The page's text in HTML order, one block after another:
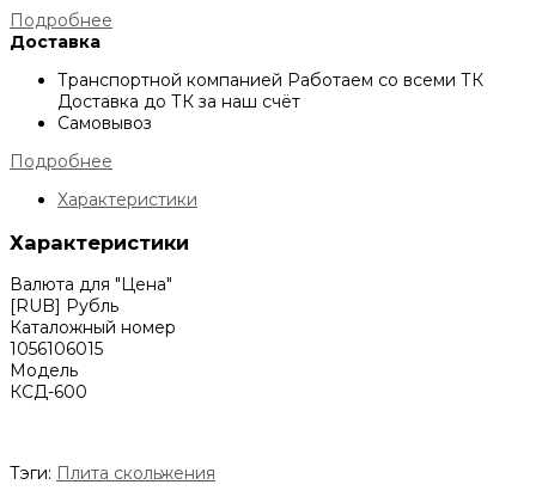
Подробнее
Доставка
Транспортной компанией Работаем со всеми ТК
Доставка до ТК за наш счёт
Самовывоз
Подробнее
Характеристики
Характеристики
Валюта для "Цена"
[RUB] Рубль
Каталожный номер
1056106015
Модель
КСД-600
Тэги: Плита скольжения